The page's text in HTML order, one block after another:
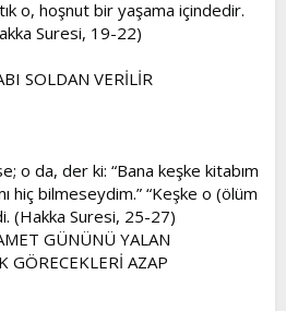
o, hoşnut bir yaşama içindedir.
Suresi, 19-22)
SOLDAN VERİLİR
o da, der ki: “Bana keşke kitabım
hiç bilmeseydim.” “Keşke o (ölüm
(Hakka Suresi, 25-27)
GÜNÜNÜ YALAN
GÖRECEKLERİ AZAP